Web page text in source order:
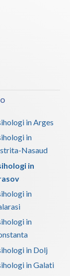
in Arges
in
Nasaud
in
in
in
in Dolj
in Galati